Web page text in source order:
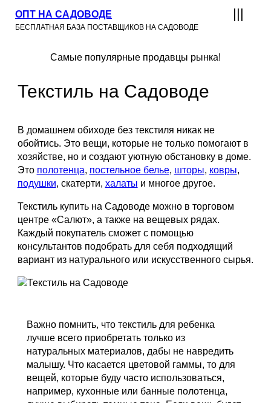
ОПТ НА САДОВОДЕ
БЕСПЛАТНАЯ БАЗА ПОСТАВЩИКОВ НА САДОВОДЕ
Самые популярные продавцы рынка!
Текстиль на Садоводе
В домашнем обиходе без текстиля никак не
обойтись. Это вещи, которые не только помогают в
хозяйстве, но и создают уютную обстановку в доме.
Это полотенца, постельное белье, шторы, ковры,
подушки, скатерти, халаты и многое другое.
Текстиль купить на Садоводе можно в торговом
центре «Салют», а также на вещевых рядах.
Каждый покупатель сможет с помощью
консультантов подобрать для себя подходящий
вариант из натурального или искусственного сырья.
Важно помнить, что текстиль для ребенка
лучше всего приобретать только из
натуральных материалов, дабы не навредить
малышу. Что касается цветовой гаммы, то для
вещей, которые буду часто использоваться,
например, кухонные или банные полотенца,